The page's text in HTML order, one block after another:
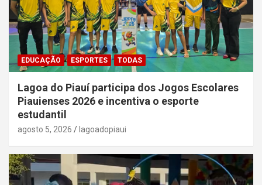
EDUCAÇÃO ESPORTES TODAS
Lagoa do Piauí participa dos Jogos Escolares
Piauienses 2026 e incentiva o esporte
estudantil
agosto 5, 2026 lagoadopiaui